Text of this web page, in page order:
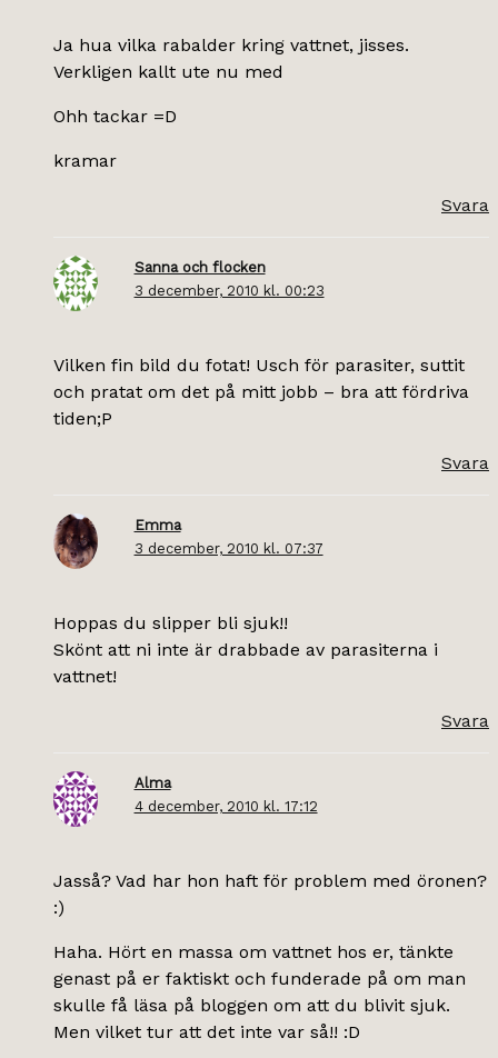
Ja hua vilka rabalder kring vattnet, jisses.
Verkligen kallt ute nu med
Ohh tackar =D
kramar
Svara
Sanna och flocken
3 december, 2010 kl. 00:23
Vilken fin bild du fotat! Usch för parasiter, suttit
och pratat om det på mitt jobb – bra att fördriva
tiden;P
Svara
Emma
3 december, 2010 kl. 07:37
Hoppas du slipper bli sjuk!!
Skönt att ni inte är drabbade av parasiterna i
vattnet!
Svara
Alma
4 december, 2010 kl. 17:12
Jasså? Vad har hon haft för problem med öronen?
:)
Haha. Hört en massa om vattnet hos er, tänkte
genast på er faktiskt och funderade på om man
skulle få läsa på bloggen om att du blivit sjuk.
Men vilket tur att det inte var så!! :D